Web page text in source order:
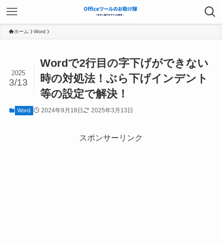
ホーム Word
Wordで2行目の字下げができない
時の対処法！ぶら下げインデント
等の設定で解決！
2025
3/13
Word 2024年9月18日 2025年3月13日
スポンサーリンク